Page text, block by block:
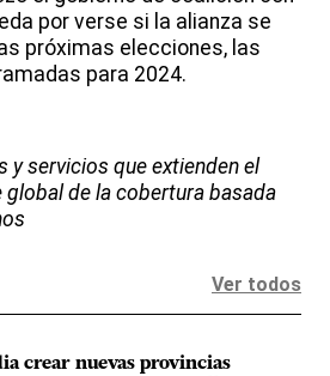
por verse si la alianza se
próximas elecciones, las
para 2024.
y servicios que extienden el
global de la cobertura basada
Ver todos
crear nuevas provincias